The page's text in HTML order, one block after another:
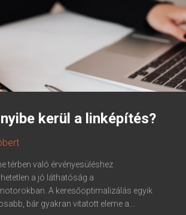
kerül a linképítés?
térben való érvényesüléshez
a jó láthatóság a
A keresőoptimalizálás egyik
bár gyakran vitatott eleme a...